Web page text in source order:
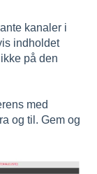
kanaler i
indholdet
på den
med
og til. Gem og